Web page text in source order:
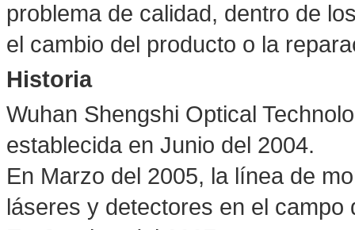
problema de calidad, dentro de
el cambio del producto o la
Historia
Wuhan Shengshi Optical
establecida en Junio del 2004.
En Marzo del 2005, la línea de
láseres y detectores en el